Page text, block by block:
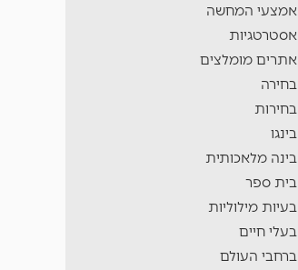
אמצעי המחשה
אסטרטגיות
אתרים מומלצים
בחירה
בחירות
בינגו
בינה מלאכותית
בית ספר
בעיות מילוליות
בעלי חיים
ברחבי העולם